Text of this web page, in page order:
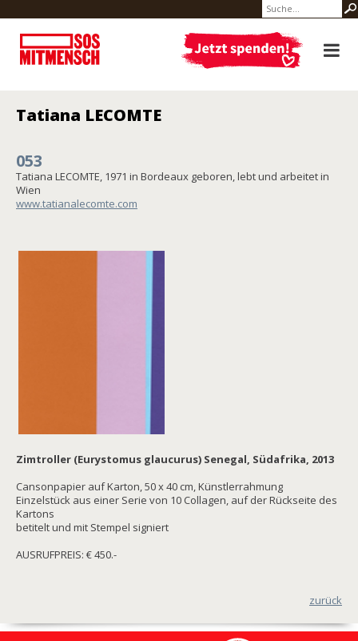
Tatiana LECOMTE
053
Tatiana LECOMTE, 1971 in Bordeaux geboren, lebt und arbeitet in
Wien
www.tatianalecomte.com
Zimtroller (Eurystomus glaucurus) Senegal, Südafrika, 2013
Cansonpapier auf Karton, 50 x 40 cm, Künstlerrahmung
Einzelstück aus einer Serie von 10 Collagen, auf der Rückseite des
Kartons
betitelt und mit Stempel signiert
AUSRUFPREIS: € 450.-
zurück